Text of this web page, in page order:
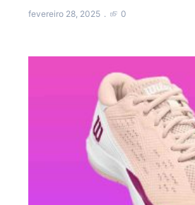
fevereiro 28, 2025 0